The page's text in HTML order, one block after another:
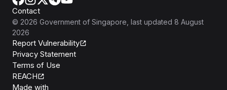
Contact
© 2026 Government of Singapore , last updated 8 August
2026
Report Vulnerability
Privacy Statement
Terms of Use
REACH
Made with